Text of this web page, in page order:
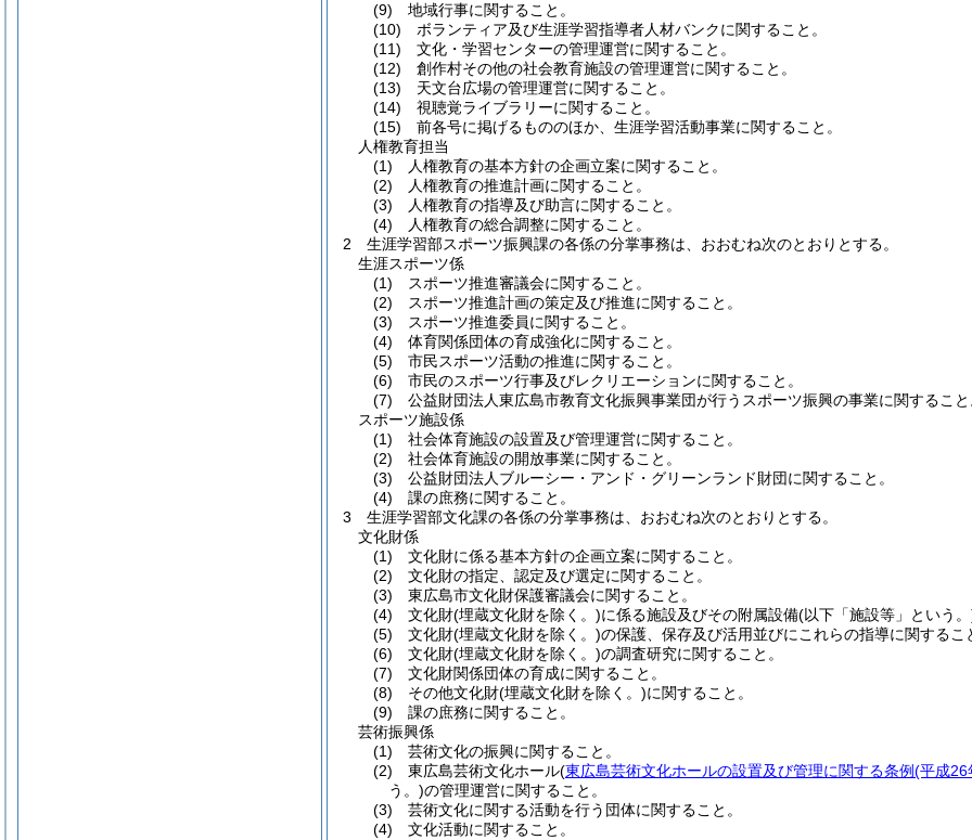
(9) 地域行事に関すること。
(10) ボランティア及び生涯学習指導者人材バンクに関すること。
(11) 文化・学習センターの管理運営に関すること。
(12) 創作村その他の社会教育施設の管理運営に関すること。
(13) 天文台広場の管理運営に関すること。
(14) 視聴覚ライブラリーに関すること。
(15) 前各号に掲げるもののほか、生涯学習活動事業に関すること。
人権教育担当
(1) 人権教育の基本方針の企画立案に関すること。
(2) 人権教育の推進計画に関すること。
(3) 人権教育の指導及び助言に関すること。
(4) 人権教育の総合調整に関すること。
2
生涯学習部スポーツ振興課の各係の分掌事務は、おおむね次のとおりとする。
生涯スポーツ係
(1) スポーツ推進審議会に関すること。
(2) スポーツ推進計画の策定及び推進に関すること。
(3) スポーツ推進委員に関すること。
(4) 体育関係団体の育成強化に関すること。
(5) 市民スポーツ活動の推進に関すること。
(6) 市民のスポーツ行事及びレクリエーションに関すること。
(7) 公益財団法人東広島市教育文化振興事業団が行うスポーツ振興の事業に関すること
スポーツ施設係
(1) 社会体育施設の設置及び管理運営に関すること。
(2) 社会体育施設の開放事業に関すること。
(3) 公益財団法人ブルーシー・アンド・グリーンランド財団に関すること。
(4) 課の庶務に関すること。
3
生涯学習部文化課の各係の分掌事務は、おおむね次のとおりとする。
文化財係
(1) 文化財に係る基本方針の企画立案に関すること。
(2) 文化財の指定、認定及び選定に関すること。
(3) 東広島市文化財保護審議会に関すること。
(4) 文化財(埋蔵文化財を除く。)に係る施設及びその附属設備(以下「施設等」という
(5) 文化財(埋蔵文化財を除く。)の保護、保存及び活用並びにこれらの指導に関するこ
(6) 文化財(埋蔵文化財を除く。)の調査研究に関すること。
(7) 文化財関係団体の育成に関すること。
(8) その他文化財(埋蔵文化財を除く。)に関すること。
(9) 課の庶務に関すること。
芸術振興係
(1) 芸術文化の振興に関すること。
(2) 東広島芸術文化ホール(東広島芸術文化ホールの設置及び管理に関する条例(平成26
う。)の管理運営に関すること。
(3) 芸術文化に関する活動を行う団体に関すること。
(4) 文化活動に関すること。